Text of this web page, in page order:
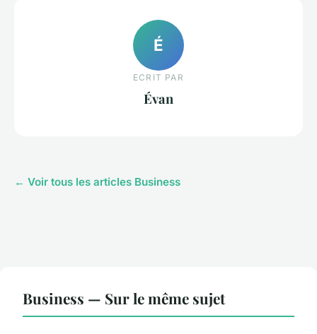
É
ECRIT PAR
Évan
← Voir tous les articles Business
Business — Sur le même sujet